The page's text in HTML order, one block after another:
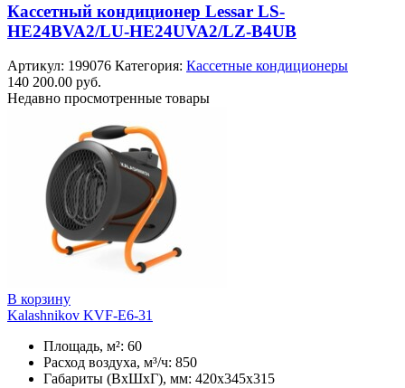
Кассетный кондиционер Lessar LS-
HE24BVA2/LU-HE24UVA2/LZ-B4UB
Артикул: 199076 Категория: Кассетные кондиционеры
140 200.00 руб.
Недавно просмотренные товары
В корзину
Kalashnikov KVF-E6-31
Площадь, м²: 60
Расход воздуха, м³/ч: 850
Габариты (ВхШхГ), мм: 420x345x315